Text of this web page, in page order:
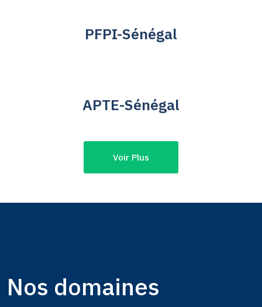
PFPI-Sénégal
APTE-Sénégal
Voir Plus
Nos domaines